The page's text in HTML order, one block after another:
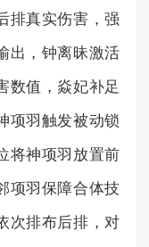
排真实伤害，强
出，钟离昧激活
数值，焱妃补足
项羽触发被动锁
将神项羽放置前
项羽保障合体技
次排布后排，对